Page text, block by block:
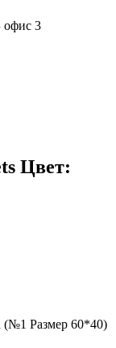
офис 3
Цвет:
(№1 Размер 60*40)